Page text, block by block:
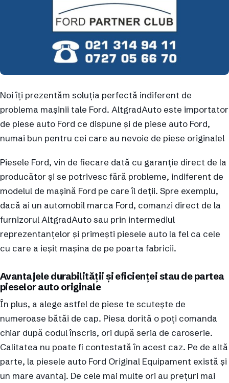
Noi îți prezentăm soluția perfectă indiferent de
problema mașinii tale Ford. AltgradAuto este importator
de piese auto Ford ce dispune și de piese auto Ford,
numai bun pentru cei care au nevoie de piese originale!
Piesele Ford, vin de fiecare dată cu garanție direct de la
producător și se potrivesc fără probleme, indiferent de
modelul de mașină Ford pe care îl deții. Spre exemplu,
dacă ai un automobil marca Ford, comanzi direct de la
furnizorul AltgradAuto sau prin intermediul
reprezentanțelor și primești piesele auto la fel ca cele
cu care a ieșit mașina de pe poarta fabricii.
Avantajele durabilității și eficienței stau de partea
pieselor auto originale
În plus, a alege astfel de piese te scutește de
numeroase bătăi de cap. Piesa dorită o poți comanda
chiar după codul înscris, ori după seria de caroserie.
Calitatea nu poate fi contestată în acest caz. Pe de altă
parte, la piesele auto Ford Original Equipament există și
un mare avantaj. De cele mai multe ori au prețuri mai